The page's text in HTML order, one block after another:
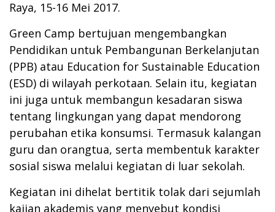
Raya, 15-16 Mei 2017.
Green Camp bertujuan mengembangkan
Pendidikan untuk Pembangunan Berkelanjutan
(PPB) atau Education for Sustainable Education
(ESD) di wilayah perkotaan. Selain itu, kegiatan
ini juga untuk membangun kesadaran siswa
tentang lingkungan yang dapat mendorong
perubahan etika konsumsi. Termasuk kalangan
guru dan orangtua, serta membentuk karakter
sosial siswa melalui kegiatan di luar sekolah.
Kegiatan ini dihelat bertitik tolak dari sejumlah
kajian akademis yang menyebut kondisi